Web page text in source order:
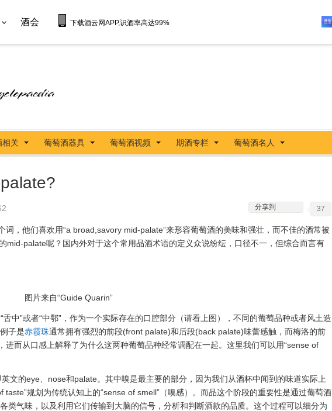
酒会 下载酒云网APP,识酒率高达99%
相关 葡萄酒器具 葡萄酒视频 期酒专栏 葡萄酒名人
37
分享到
词，他们喜欢用“a broad,savory mid-palate”来形容葡萄酒的美味和强壮，而不佳的酒常被
mid-palate呢？国内外对于这个常用品酒术语的定义众说纷纭，口径不一，但综合而言有
图片来自“Guide Quarin”
中”或者“中鄂”，作为一个实际存在的口腔部分（请看上图），不同的葡萄品种或者风土造
子是赤霞珠通常拥有强烈的前段(front palate)和后段(back palate)味蕾感触，而梅洛的前
而从口感上解释了为什么这两种葡萄品种经常调配在一起。这里我们可以用“sense of
文的eye、nose和palate。其中嗅是最主要的部分，因为我们从酒杯中闻到的味道实际上
规划为传统认知上的“sense of smell”（嗅感）。而品这个阶段的重要性是通过葡萄酒
类气味，以及利用它们传输到大脑的信号，分析和判断酒款的品质。这个过程可以细分为